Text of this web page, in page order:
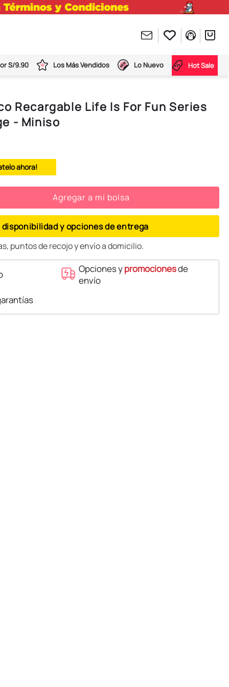
S/9.90 Los Más Vendidos Lo Nuevo Hot Sale
Recargable Life Is For Fun Series
- Miniso
ahora!
Agregar a mi bolsa
disponibilidad y opciones de entrega
puntos de recojo y envío a domicilio.
Opciones ypromocionesde
envío